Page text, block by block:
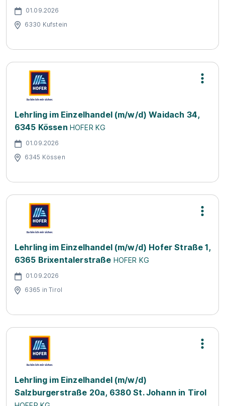
01.09.2026
6330 Kufstein
Lehrling im Einzelhandel (m/w/d) Waidach 34,
6345 Kössen HOFER KG
01.09.2026
6345 Kössen
Lehrling im Einzelhandel (m/w/d) Hofer Straße 1,
6365 Brixentalerstraße HOFER KG
01.09.2026
6365 in Tirol
Lehrling im Einzelhandel (m/w/d)
Salzburgerstraße 20a, 6380 St. Johann in Tirol